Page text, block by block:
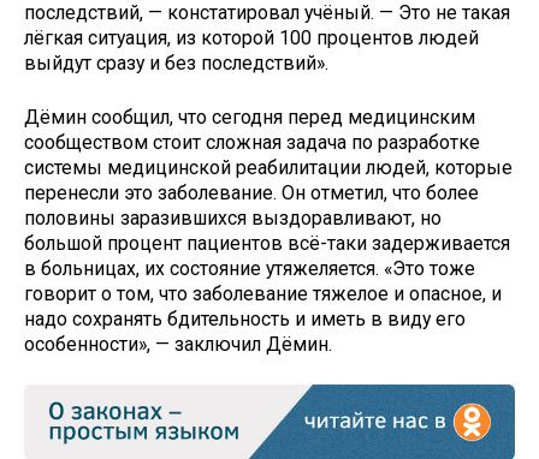
последствий, — констатировал учёный. — Это не такая
лёгкая ситуация, из которой 100 процентов людей
выйдут сразу и без последствий».
Дёмин сообщил, что сегодня перед медицинским
сообществом стоит сложная задача по разработке
системы медицинской реабилитации людей, которые
перенесли это заболевание. Он отметил, что более
половины заразившихся выздоравливают, но
большой процент пациентов всё-таки задерживается
в больницах, их состояние утяжеляется. «Это тоже
говорит о том, что заболевание тяжелое и опасное, и
надо сохранять бдительность и иметь в виду его
особенности», — заключил Дёмин.